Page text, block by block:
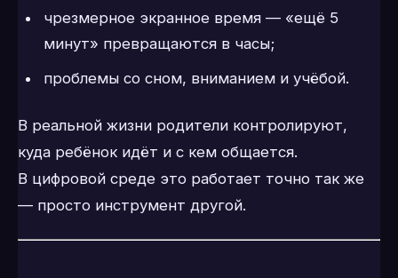
чрезмерное экранное время — «ещё 5
минут» превращаются в часы;
проблемы со сном, вниманием и учёбой.
В реальной жизни родители контролируют,
куда ребёнок идёт и с кем общается.
В цифровой среде это работает точно так же
— просто инструмент другой.